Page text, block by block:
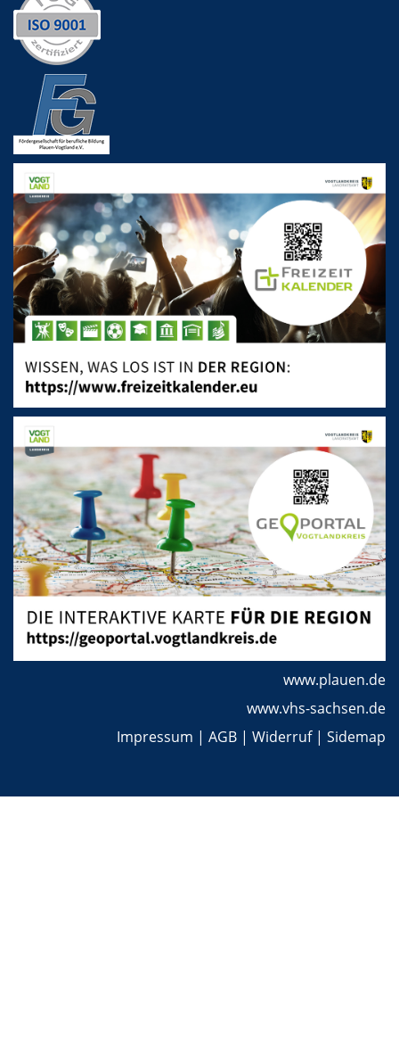
www.plauen.de
www.vhs-sachsen.de
Impressum | AGB | Widerruf| Sidemap